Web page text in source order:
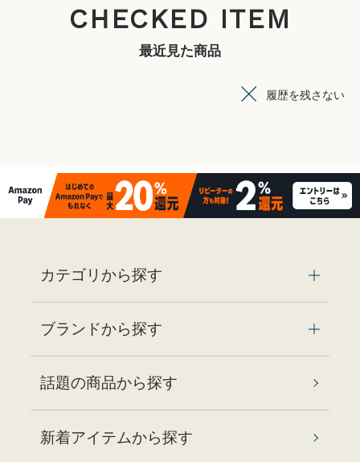
CHECKED ITEM
最近見た商品
履歴を残さない
カテゴリから探す
ブランドから探す
話題の商品から探す
新着アイテムから探す